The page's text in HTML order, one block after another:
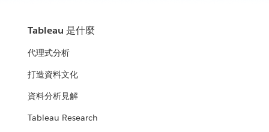
Tableau 是什麼
代理式分析
打造資料文化
資料分析見解
Tableau Research